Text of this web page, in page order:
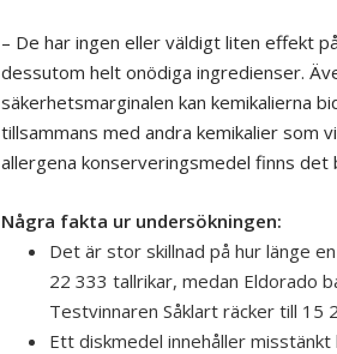
– De har ingen eller väldigt liten effekt
dessutom helt onödiga ingredienser.
säkerhetsmarginalen kan kemikalierna
tillsammans med andra kemikalier som
allergena konserveringsmedel finns
Några fakta ur undersökningen:
Det är stor skillnad på hur länge
22 333 tallrikar, medan Eldorado
Testvinnaren Såklart räcker till 15
Ett diskmedel innehåller